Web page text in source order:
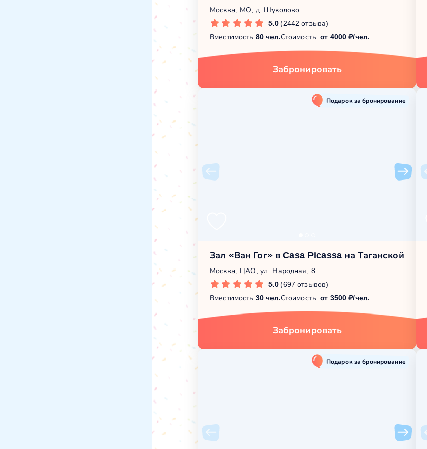
Москва, МО, д. Шуколово
5.0 (2442 отзыва)
Вместимость 80 чел.Стоимость:от 4000 ₽/чел.
Забронировать
Подарок за бронирование
Зал «Ван Гог» в Casa Picassa на Таганской
Москва, ЦАО, ул. Народная, 8
5.0 (697 отзывов)
Вместимость 30 чел.Стоимость:от 3500 ₽/чел.
Забронировать
Подарок за бронирование